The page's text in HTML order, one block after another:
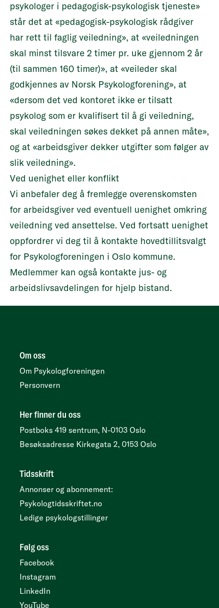
psykologer i pedagogisk-psykologisk tjeneste»
står det at «pedagogisk-psykologisk rådgiver
har rett til faglig veiledning», at «veiledningen
skal minst tilsvare 2 timer pr. uke gjennom 2 år
(til sammen 160 timer)», at «veileder skal
godkjennes av Norsk Psykologforening», at
«dersom det ved kontoret ikke er tilsatt
psykolog som er kvalifisert til å gi veiledning,
skal veiledningen søkes dekket på annen måte»,
og at «arbeidsgiver dekker utgifter som følger av
slik veiledning».
Ved uenighet eller konflikt
Vi anbefaler deg å fremlegge overenskomsten
for arbeidsgiver ved eventuell uenighet omkring
veiledning ved ansettelse. Ved fortsatt uenighet
oppfordrer vi deg til å kontakte hovedtillitsvalgt
for Psykologforeningen i Oslo kommune.
Medlemmer kan også kontakte jus- og
arbeidslivsavdelingen for hjelp bistand.
Om oss
Om Psykologforeningen
Personvern
Her finner du oss
Postboks 419 sentrum, N-0103 Oslo
Besøksadresse Kirkegata 2, 0153 Oslo
Tidsskrift
Annonser og abonnement:
Psykologtidsskriftet.no
Ledige psykologstillinger
Følg oss
Facebook
Instagram
LinkedIn
YouTube